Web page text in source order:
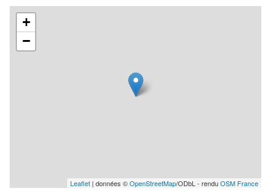
+
−
Leaflet | données ©OpenStreetMap/ODbL - renduOSM France